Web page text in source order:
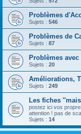
Problèmes
Sujets : 546
Problèmes de
Sujets : 87
Problèmes
Sujets : 20
Améliorations,
Sujets : 249
Les fiches
postez ici vos
attention ! pas de
Sujets : 14